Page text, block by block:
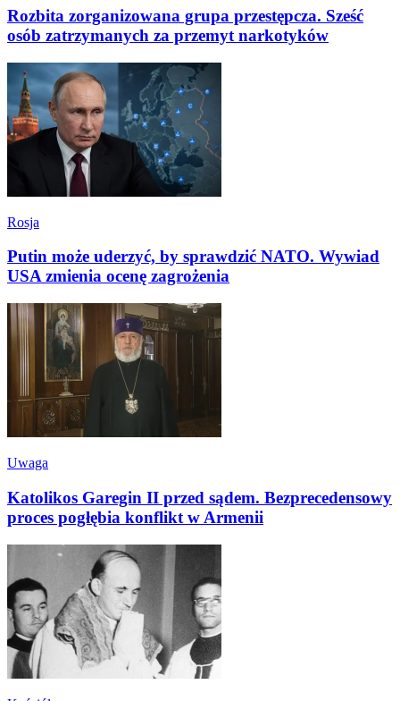
Rozbita zorganizowana grupa przestępcza. Sześć
osób zatrzymanych za przemyt narkotyków
Rosja
Putin może uderzyć, by sprawdzić NATO. Wywiad
USA zmienia ocenę zagrożenia
Uwaga
Katolikos Garegin II przed sądem. Bezprecedensowy
proces pogłębia konflikt w Armenii